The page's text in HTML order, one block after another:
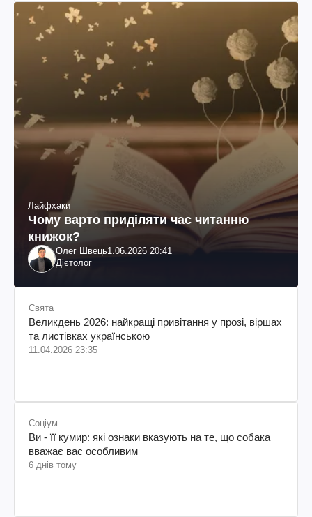
Лайфхаки
Чому варто приділяти час читанню
книжок?
Олег Швець1.06.2026 20:41
Дієтолог
Свята
Великдень 2026: найкращі привітання у прозі, віршах
та листівках українською
11.04.2026 23:35
Соціум
Ви - її кумир: які ознаки вказують на те, що собака
вважає вас особливим
6 днів тому